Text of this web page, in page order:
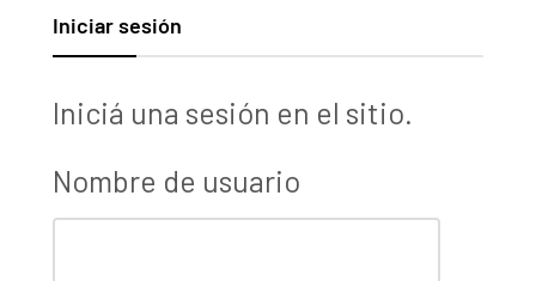
Iniciar sesión
Iniciá una sesión en el sitio.
Nombre de usuario